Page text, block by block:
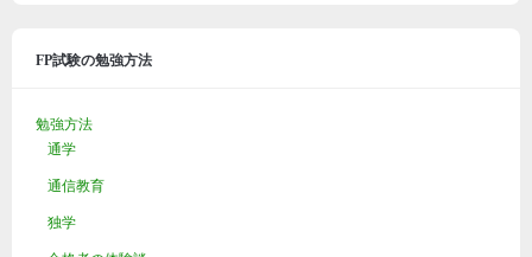
FP試験の勉強方法
勉強方法
通学
通信教育
独学